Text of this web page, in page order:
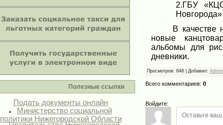
Полезные ссылки
Подать документы онлайн
Министерство социальной
политики Нижегородской Области
2.ГБУ
В качестве
новые
альбомы для
дневники.
Просмотров: 648 Добавил: Admin
Всего комментариев: 0
Войдите: